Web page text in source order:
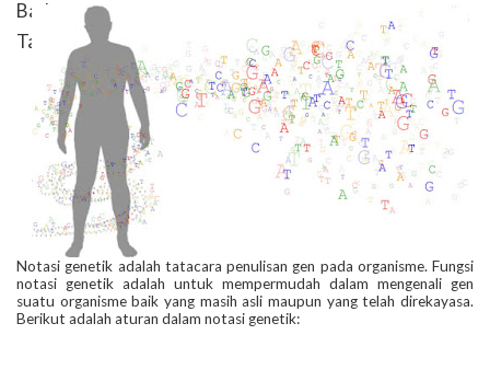
Notasi genetik adalah tatacara penulisan gen pada organisme. Fungsi
notasi genetik adalah untuk mempermudah dalam mengenali gen
suatu organisme baik yang masih asli maupun yang telah direkayasa.
Berikut adalah aturan dalam notasi genetik: